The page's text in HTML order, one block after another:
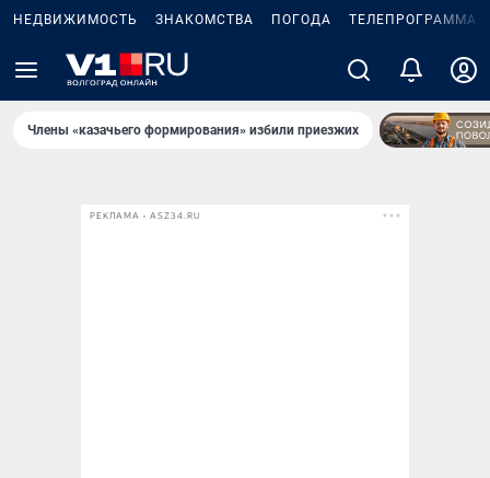
НЕДВИЖИМОСТЬ ЗНАКОМСТВА ПОГОДА ТЕЛЕПРОГРАММА
Члены «казачьего формирования» избили приезжих
РЕКЛАМА • ASZ34.RU